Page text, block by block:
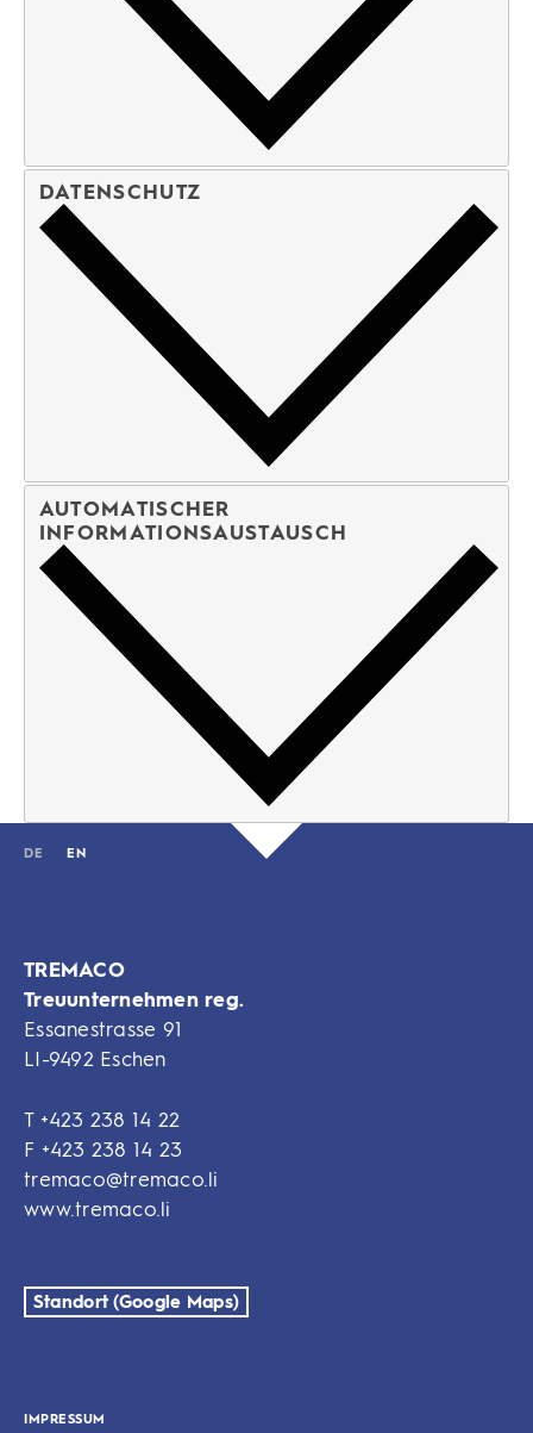
DATENSCHUTZ
AUTOMATISCHER
INFORMATIONSAUSTAUSCH
DE EN
TREMACO
Treuunternehmen reg.
Essanestrasse 91
LI-9492 Eschen
T +423 238 14 22
F +423 238 14 23
tremaco@tremaco.li
www.tremaco.li
Standort (Google Maps)
IMPRESSUM